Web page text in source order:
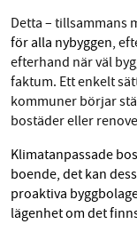
Detta – tillsammans
för alla nybyggen,
efterhand när väl
faktum. Ett enkelt
kommuner börjar
bostäder eller
Klimatanpassade
boende, det kan
proaktiva
lägenhet om det